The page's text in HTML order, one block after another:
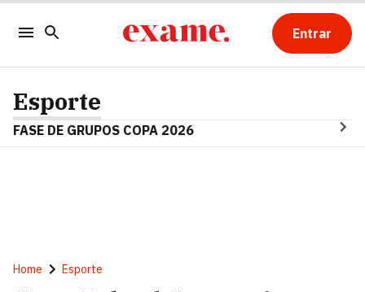
Entrar
Esporte
FASE DE GRUPOS COPA 2026
Home Esporte